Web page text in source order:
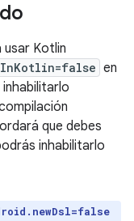
Kotlin
en
que debes
inhabilitarlo